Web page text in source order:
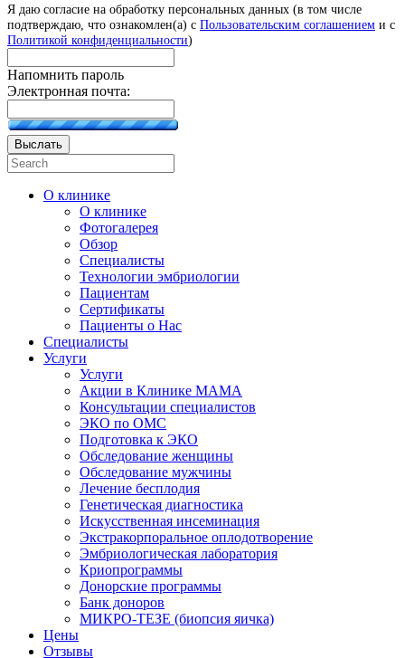
Я даю согласие на обработку персональных данных (в том числе
подтверждаю, что ознакомлен(а) с Пользовательским соглашением и с
Политикой конфиденциальности)
Напомнить пароль
Электронная почта:
Выслать
О клинике
О клинике
Фотогалерея
Обзор
Специалисты
Технологии эмбриологии
Пациентам
Сертификаты
Пациенты о Нас
Специалисты
Услуги
Услуги
Акции в Клинике МАМА
Консультации специалистов
ЭКО по ОМС
Подготовка к ЭКО
Обследование женщины
Обследование мужчины
Лечение бесплодия
Генетическая диагностика
Искусственная инсеминация
Экстракорпоральное оплодотворение
Эмбриологическая лаборатория
Криопрограммы
Донорские программы
Банк доноров
МИКРО-ТЕЗЕ (биопсия яичка)
Цены
Отзывы